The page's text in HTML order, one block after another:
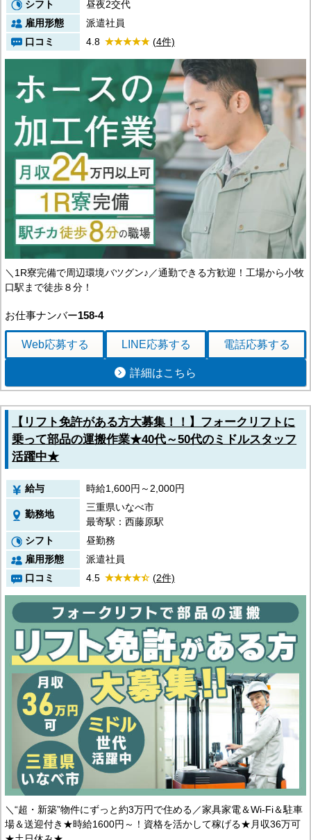
シフト
昼夜2交代
雇用形態
派遣社員
口コミ
4.8 (4件)
＼1R寮完備で周辺環境バツグン♪／通勤できる方歓迎！工場から小牧
口駅まで徒歩８分！
お仕事ナンバー158-4
Web応募する LINE応募する 電話応募する
詳細はこちら
【リフト免許がある方大募集！！】フォークリフトに
乗って部品の運搬作業★40代～50代のミドルスタッフ
活躍中★
給与 時給1,600円～2,000円
勤務地
三重県いなべ市
最寄駅：西藤原駅
シフト
昼勤務
雇用形態
派遣社員
口コミ
4.5 (2件)
＼“超・新築”物件にずっと約3万円で住める／家具家電＆Wi-Fi＆駐車
場＆送迎付き★時給1600円～！資格を活かして稼げる★月収36万可